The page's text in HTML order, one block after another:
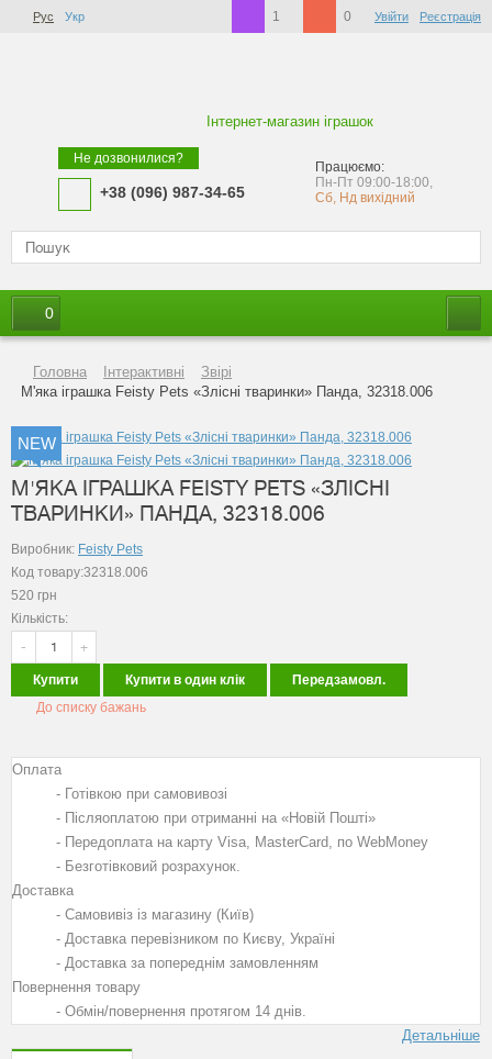
1 0 Увійти Реєстрація
Рус Укр
Інтернет-магазин іграшок
Не дозвонилися?
+38 (096) 987-34-65
Працюємо:
Пн-Пт 09:00-18:00,
Сб, Нд вихідний
0
Головна Інтерактивні
Звірі
М'яка іграшка Feisty Pets «Злісні тваринки» Панда, 32318.006
NEW
М'ЯКА ІГРАШКА FEISTY PETS «ЗЛІСНІ
ТВАРИНКИ» ПАНДА, 32318.006
Виробник: Feisty Pets
Код товару:32318.006
520 грн
Кількість:
-
+
Купити Купити в один клік
Передзамовл.
До списку бажань
Оплата
- Готівкою при самовивозі
- Післяоплатою при отриманні на «Новій Пошті»
- Передоплата на карту Visa, MasterCard, по WebMoney
- Безготівковий розрахунок.
Доставка
- Самовивіз із магазину (Київ)
- Доставка перевізником по Києву, Україні
- Доставка за попереднім замовленням
Повернення товару
- Обмін/повернення протягом 14 днів.
Детальніше